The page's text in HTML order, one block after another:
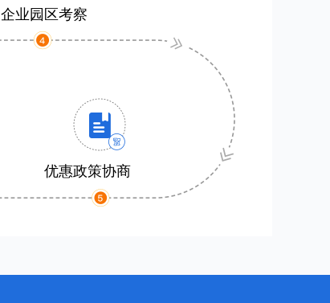
企业园区考察
优惠政策协商